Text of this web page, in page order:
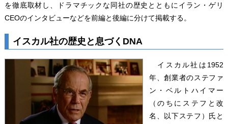
を徹底取材し、ドラマチックな同社の歴史とともにイラン・ゲリ
CEOのインタビューなどを前編と後編に分けて掲載する。
イスカル社の歴史と息づくDNA
イスカル社は1952
年、創業者のステファ
ン・ベルトハイマー
（のちにステフと改
名、以下ステフ）氏と